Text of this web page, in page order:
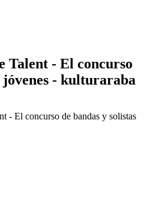
Talent - El concurso
jóvenes - kulturaraba
- El concurso de bandas y solistas